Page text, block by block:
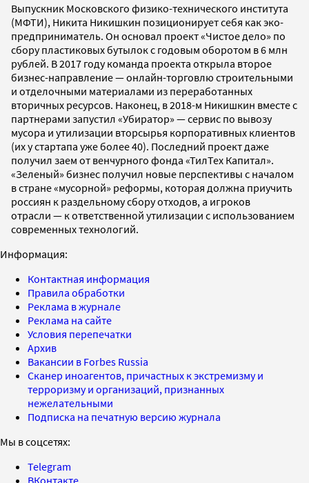
Выпускник Московского физико-технического института
(МФТИ), Никита Никишкин позиционирует себя как эко-
предприниматель. Он основал проект «Чистое дело» по
сбору пластиковых бутылок с годовым оборотом в 6 млн
рублей. В 2017 году команда проекта открыла второе
бизнес-направление — онлайн-торговлю строительными
и отделочными материалами из переработанных
вторичных ресурсов. Наконец, в 2018-м Никишкин вместе с
партнерами запустил «Убиратор» — сервис по вывозу
мусора и утилизации вторсырья корпоративных клиентов
(их у стартапа уже более 40). Последний проект даже
получил заем от венчурного фонда «ТилТех Капитал».
«Зеленый» бизнес получил новые перспективы с началом
в стране «мусорной» реформы, которая должна приучить
россиян к раздельному сбору отходов, а игроков
отрасли — к ответственной утилизации с использованием
современных технологий.
Информация:
Контактная информация
Правила обработки
Реклама в журнале
Реклама на сайте
Условия перепечатки
Архив
Вакансии в Forbes Russia
Сканер иноагентов, причастных к экстремизму и
терроризму и организаций, признанных
нежелательными
Подписка на печатную версию журнала
Мы в соцсетях:
Telegram
ВКонтакте